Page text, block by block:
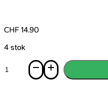
CHF 14.90
4 stok
Si